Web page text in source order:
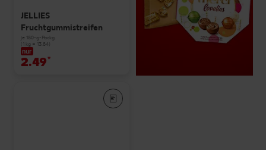
JELLIES
Fruchtgummistreifen
je 180-g-Packg.
(1 kg = 13.84)
nur
2.49*